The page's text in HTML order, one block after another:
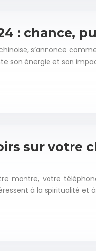
: chance,
chinoise, s’annonce
son énergie et son
sur votre
montre, votre
à la spiritualité et